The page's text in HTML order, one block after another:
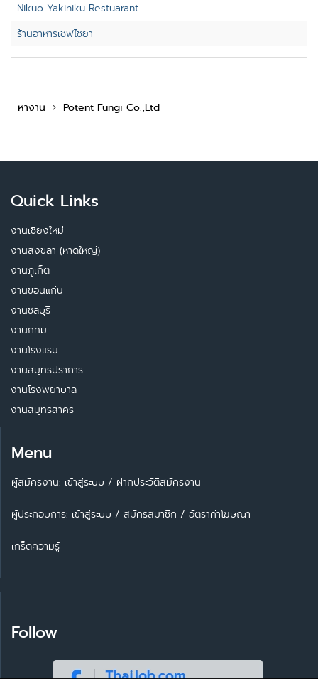
Nikuo Yakiniku Restuarant
ร้านอาหารเชฟไชยา
หางาน Potent Fungi Co.,Ltd
Quick Links
งานเชียงใหม่
งานสงขลา (หาดใหญ่)
งานภูเก็ต
งานขอนแก่น
งานชลบุรี
งานกทม
งานโรงแรม
งานสมุทรปราการ
งานโรงพยาบาล
งานสมุทรสาคร
Menu
ผู้สมัครงาน: เข้าสู่ระบบ / ฝากประวัติสมัครงาน
ผู้ประกอบการ: เข้าสู่ระบบ / สมัครสมาชิก / อัตราค่าโฆษณา
เกร็ดความรู้
Follow